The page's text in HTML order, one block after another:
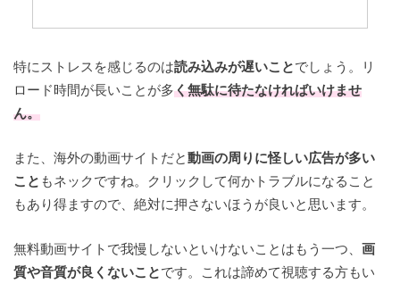
特にストレスを感じるのは読み込みが遅いことでしょう。リ
ロード時間が長いことが多く無駄に待たなければいけませ
ん。
また、海外の動画サイトだと動画の周りに怪しい広告が多い
こと もネックですね。クリックして何かトラブルになること
もあり得ますので、絶対に押さないほうが良いと思います。
無料動画サイトで我慢しないといけないことはもう一つ、 画
質や音質が良くないことです。これは諦めて視聴する方もい